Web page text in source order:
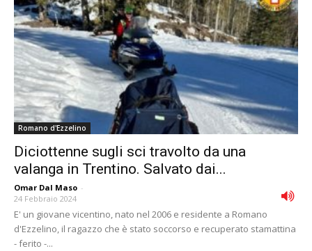
Romano d'Ezzelino
Diciottenne sugli sci travolto da una
valanga in Trentino. Salvato dai...
Omar Dal Maso -
24 Febbraio 2024
E' un giovane vicentino, nato nel 2006 e residente a Romano
d'Ezzelino, il ragazzo che è stato soccorso e recuperato stamattina
- ferito -...